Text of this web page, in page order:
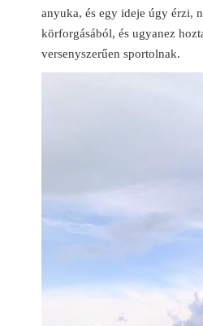
anyuka, és egy ideje úgy érzi,
körforgásából, és ugyanez
versenyszerűen sportolnak.